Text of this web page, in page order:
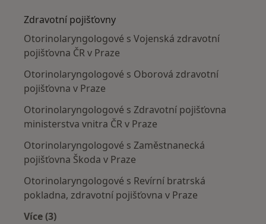
Zdravotní pojišťovny
Otorinolaryngologové s Vojenská zdravotní
pojišťovna ČR v Praze
Otorinolaryngologové s Oborová zdravotní
pojišťovna v Praze
Otorinolaryngologové s Zdravotní pojišťovna
ministerstva vnitra ČR v Praze
Otorinolaryngologové s Zaměstnanecká
pojišťovna Škoda v Praze
Otorinolaryngologové s Revírní bratrská
pokladna, zdravotní pojišťovna v Praze
Více (3)